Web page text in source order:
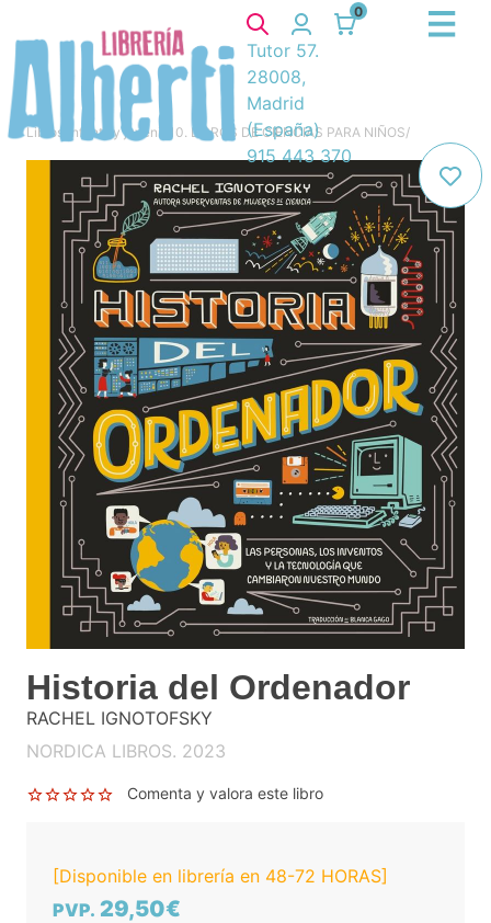
0
Tutor 57.
28008,
Madrid
(España)
915 443 370
Libros Infantil y juvenil 10. LIBROS DE CIENCIAS PARA NIÑOS/
Historia del Ordenador
RACHEL IGNOTOFSKY
NORDICA LIBROS. 2023
Comenta y valora este libro
[Disponible en librería en 48-72 HORAS]
PVP. 29,50€